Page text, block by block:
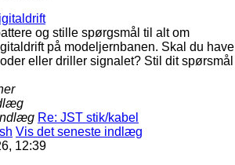
og stille spørgsmål til alt om
på modeljernbanen. Skal du have
eller driller signalet? Stil dit spørsmål
Re: JST stik/kabel
Vis det seneste indlæg
12:39